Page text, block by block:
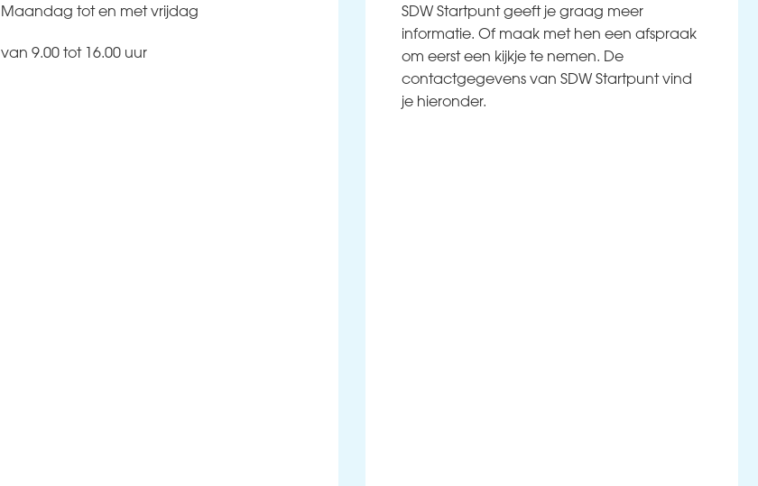
Maandag tot en met vrijdag
van 9.00 tot 16.00 uur
SDW Startpunt geeft je graag meer
informatie. Of maak met hen een afspraak
om eerst een kijkje te nemen. De
contactgegevens van SDW Startpunt vind
je hieronder.